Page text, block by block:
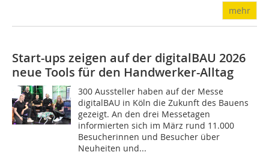
mehr
Start-ups zeigen auf der digitalBAU 2026
neue Tools für den Handwerker-Alltag
300 Aussteller haben auf der Messe
digitalBAU in Köln die Zukunft des Bauens
gezeigt. An den drei Messetagen
informierten sich im März rund 11.000
Besucherinnen und Besucher über
Neuheiten und...